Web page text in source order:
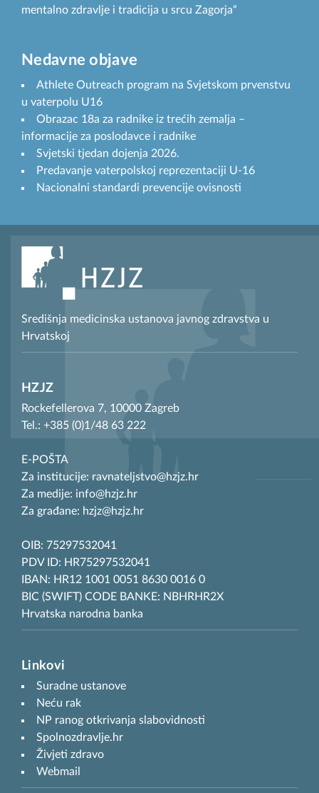
mentalno zdravlje i tradicija u srcu Zagorja“
Nedavne objave
Athlete Outreach program na Svjetskom prvenstvu
u vaterpolu U16
Obrazac 18a za radnike iz trećih zemalja –
informacije za poslodavce i radnike
Svjetski tjedan dojenja 2026.
Predavanje vaterpolskoj reprezentaciji U-16
Nacionalni standardi prevencije ovisnosti
Središnja medicinska ustanova javnog zdravstva u
Hrvatskoj
HZJZ
Rockefellerova 7, 10000 Zagreb
Tel.: +385 (0)1/48 63 222
E-POŠTA
Za institucije: ravnateljstvo@hzjz.hr
Za medije: info@hzjz.hr
Za građane: hzjz@hzjz.hr
OIB: 75297532041
PDV ID: HR75297532041
IBAN: HR12 1001 0051 8630 0016 0
BIC (SWIFT) CODE BANKE: NBHRHR2X
Hrvatska narodna banka
Linkovi
Suradne ustanove
Neću rak
NP ranog otkrivanja slabovidnosti
Spolnozdravlje.hr
Živjeti zdravo
Webmail